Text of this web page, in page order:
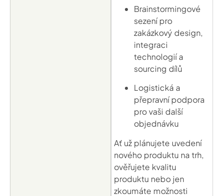
Brainstormingové
sezení pro
zakázkový design,
integraci
technologií a
sourcing dílů
Logistická a
přepravní podpora
pro vaši další
objednávku
Ať už plánujete uvedení
nového produktu na trh,
ověřujete kvalitu
produktu nebo jen
zkoumáte možnosti